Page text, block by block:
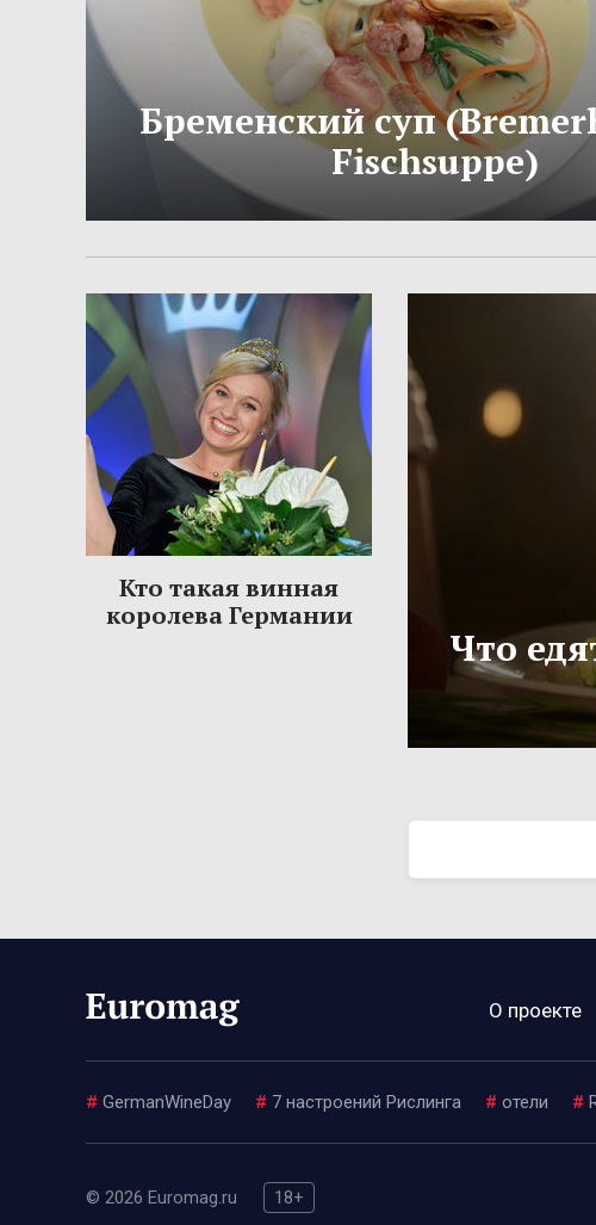
Бременский суп
Fischsuppe)
Кто такая винная
королева Германии
Что
О проекте
# GermanWineDay # 7 настроений Рислинга # отели #
© 2026 Euromag.ru 18+